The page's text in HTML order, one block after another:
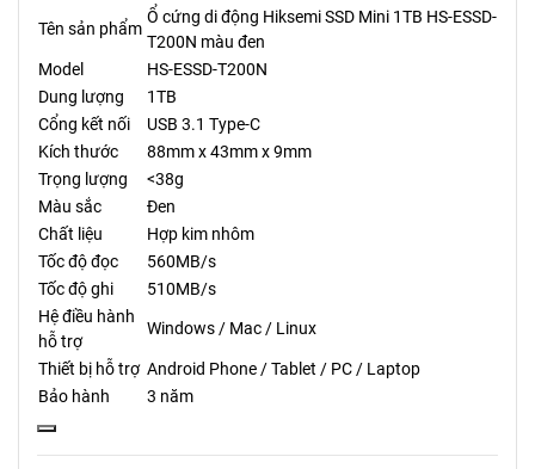
Tên sản phẩm
Ổ cứng di động Hiksemi SSD Mini 1TB HS-ESSD-
T200N màu đen
Model
HS-ESSD-T200N
Dung lượng
1TB
Cổng kết nối
USB 3.1 Type-C
Kích thước
88mm x 43mm x 9mm
Trọng lượng
<38g
Màu sắc
Đen
Chất liệu
Hợp kim nhôm
Tốc độ đọc
560MB/s
Tốc độ ghi
510MB/s
Hệ điều hành
hỗ trợ
Windows / Mac / Linux
Thiết bị hỗ trợ Android Phone / Tablet / PC / Laptop
Bảo hành
3 năm